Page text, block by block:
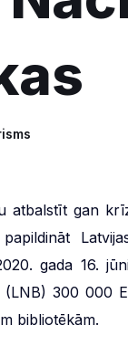
atbalstīt gan
gada 16.
(LNB) 300 000
bibliotēkām.